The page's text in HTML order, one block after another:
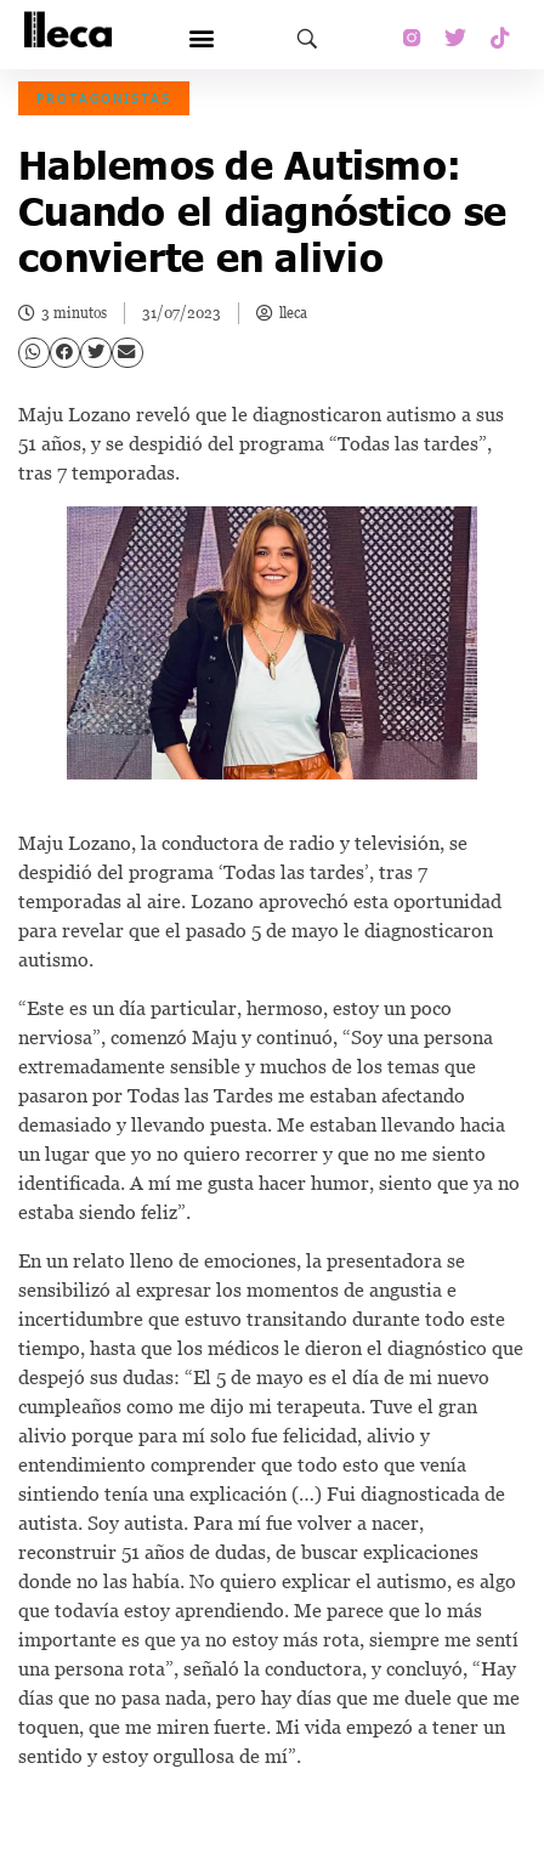
PROTAGONISTAS
Hablemos de Autismo:
Cuando el diagnóstico se
convierte en alivio
3 minutos 31/07/2023 lleca
Maju Lozano reveló que le diagnosticaron autismo a sus
51 años, y se despidió del programa “Todas las tardes”,
tras 7 temporadas.
Maju Lozano, la conductora de radio y televisión, se
despidió del programa ‘Todas las tardes’, tras 7
temporadas al aire. Lozano aprovechó esta oportunidad
para revelar que el pasado 5 de mayo le diagnosticaron
autismo.
“Este es un día particular, hermoso, estoy un poco
nerviosa”, comenzó Maju y continuó, “Soy una persona
extremadamente sensible y muchos de los temas que
pasaron por Todas las Tardes me estaban afectando
demasiado y llevando puesta. Me estaban llevando hacia
un lugar que yo no quiero recorrer y que no me siento
identificada. A mí me gusta hacer humor, siento que ya no
estaba siendo feliz”.
En un relato lleno de emociones, la presentadora se
sensibilizó al expresar los momentos de angustia e
incertidumbre que estuvo transitando durante todo este
tiempo, hasta que los médicos le dieron el diagnóstico que
despejó sus dudas: “El 5 de mayo es el día de mi nuevo
cumpleaños como me dijo mi terapeuta. Tuve el gran
alivio porque para mí solo fue felicidad, alivio y
entendimiento comprender que todo esto que venía
sintiendo tenía una explicación (…) Fui diagnosticada de
autista. Soy autista. Para mí fue volver a nacer,
reconstruir 51 años de dudas, de buscar explicaciones
donde no las había. No quiero explicar el autismo, es algo
que todavía estoy aprendiendo. Me parece que lo más
importante es que ya no estoy más rota, siempre me sentí
una persona rota”, señaló la conductora, y concluyó, “Hay
días que no pasa nada, pero hay días que me duele que me
toquen, que me miren fuerte. Mi vida empezó a tener un
sentido y estoy orgullosa de mí”.